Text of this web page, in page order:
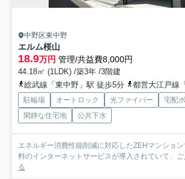
中野区東中野
エルム桜山
18.9万円 管理/共益費8,000円
44.18㎡ (1LDK) /築3年 /3階建
総武線「東中野」駅 徒歩5分
都営大江戸線「
駐輪場 オートロック 光ファイバー
宅配
閑静な住宅地
公共下水
エネルギー消費性能削減に対応したZEHマンショ
料のインターネットサービスが導入されていて、ご
る